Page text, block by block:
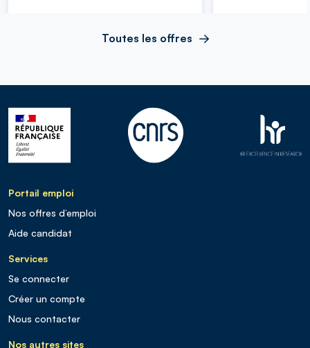
Toutes les offres
Portail emploi
Nos offres d’emploi
Aide candidat
Services
Se connecter
Créer un compte
Nous contacter
Nos autres sites